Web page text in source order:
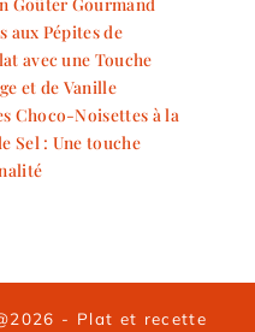
aux Pépites de
avec une Touche
et de Vanille
Choco-Noisettes à la
Sel : Une touche
- Plat et recette